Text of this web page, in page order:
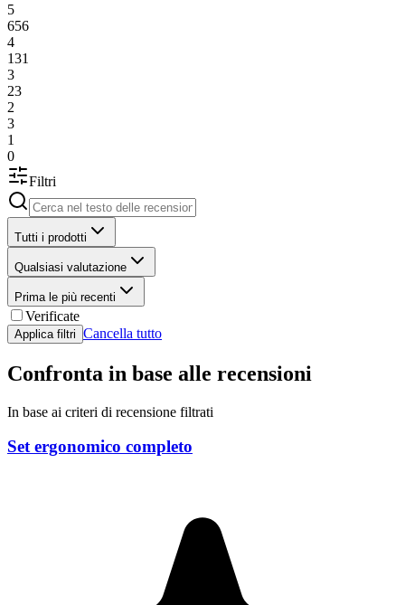
5
656
4
131
3
23
2
3
1
0
Filtri
Tutti i prodotti
Qualsiasi valutazione
Prima le più recenti
Verificate
Applica filtri Cancella tutto
Confronta in base alle recensioni
In base ai criteri di recensione filtrati
Set ergonomico completo